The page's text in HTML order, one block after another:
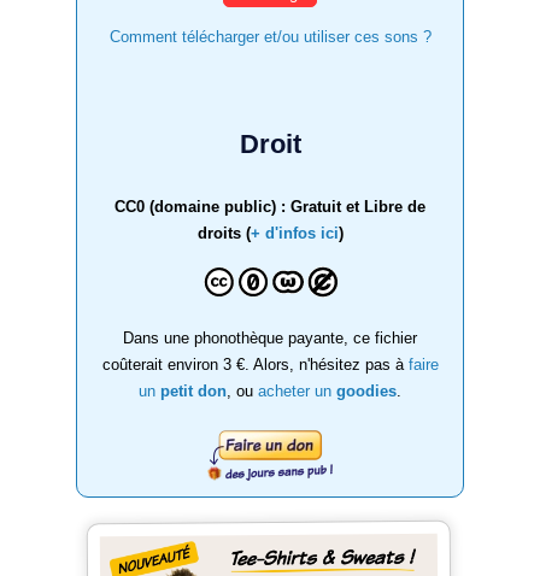
Comment télécharger et/ou utiliser ces sons ?
Droit
CC0 (domaine public) : Gratuit et Libre de
droits (+ d'infos ici)
Dans une phonothèque payante, ce fichier
coûterait environ 3 €. Alors, n'hésitez pas à faire
un petit don , ou acheter un goodies